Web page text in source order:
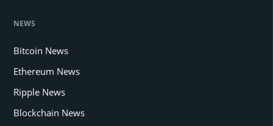
NEWS
Bitcoin News
Ethereum News
Ripple News
Blockchain News